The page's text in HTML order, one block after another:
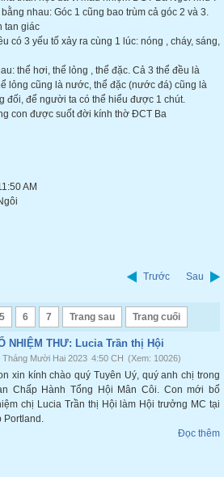
nhau: Góc 1 cũng bao trùm cả góc 2 và 3.
tan giác
có 3 yếu tố xảy ra cùng 1 lúc: nóng , cháy, sáng,
thể hơi, thể lỏng , thể đặc. Cả 3 thể đều là
lỏng cũng là nước, thể đặc (nước đá) cũng là
đối, để người ta có thể hiểu được 1 chút.
con được suốt đời kính thờ ĐCT Ba
AM
Trước Sau
5 6 7 Trang sau Trang cuối
NHIỆM THƯ: Lucia Trần thị Hội
Tháng Mười Hai 2023 4:50 CH (Xem: 10026)
xin kính chào quý Tuyên Uý, quý anh chị trong
Chấp Hành Tổng Hội Mân Côi. Con mới bổ
chị Lucia Trần thị Hội làm Hội trưởng MC tại
Portland.
Đọc thêm